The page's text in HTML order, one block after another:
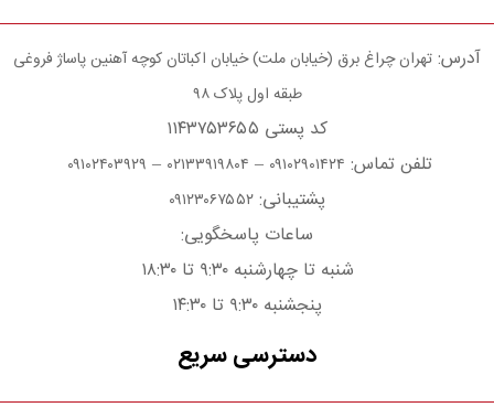
آدرس: تهران چراغ برق (خیابان ملت) خیابان اکباتان کوچه آهنین پاساژ فروغی
طبقه اول پلاک ۹۸
کد پستی ۱۱۴۳۷۵۳۶۵۵
تلفن تماس: ۰۹۱۰۲۹۰۱۴۲۴ – ۰۲۱۳۳۹۱۹۸۰۴ – ۰۹۱۰۲۴۰۳۹۲۹
پشتیبانی: ۰۹۱۲۳۰۶۷۵۵۲
ساعات پاسخگویی:
شنبه تا چهارشنبه ۹:۳۰ تا ۱۸:۳۰
پنجشنبه ۹:۳۰ تا ۱۴:۳۰
دسترسی سریع